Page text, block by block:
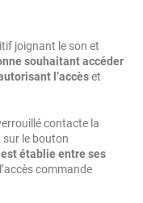
joignant le son et
souhaitant accéder
l’accèset
contacte la
sur le bouton
établie entre ses
commande